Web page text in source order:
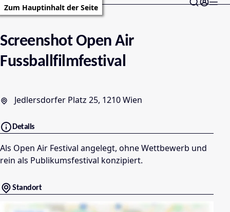
Zum Hauptinhalt der Seite
Screenshot Open Air
Fussballfilmfestival
Jedlersdorfer Platz 25, 1210 Wien
Details
Als Open Air Festival angelegt, ohne Wettbewerb und
rein als Publikumsfestival konzipiert.
Standort